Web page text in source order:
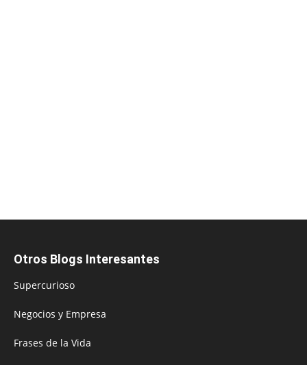
Otros Blogs Interesantes
Supercurioso
Negocios y Empresa
Frases de la Vida